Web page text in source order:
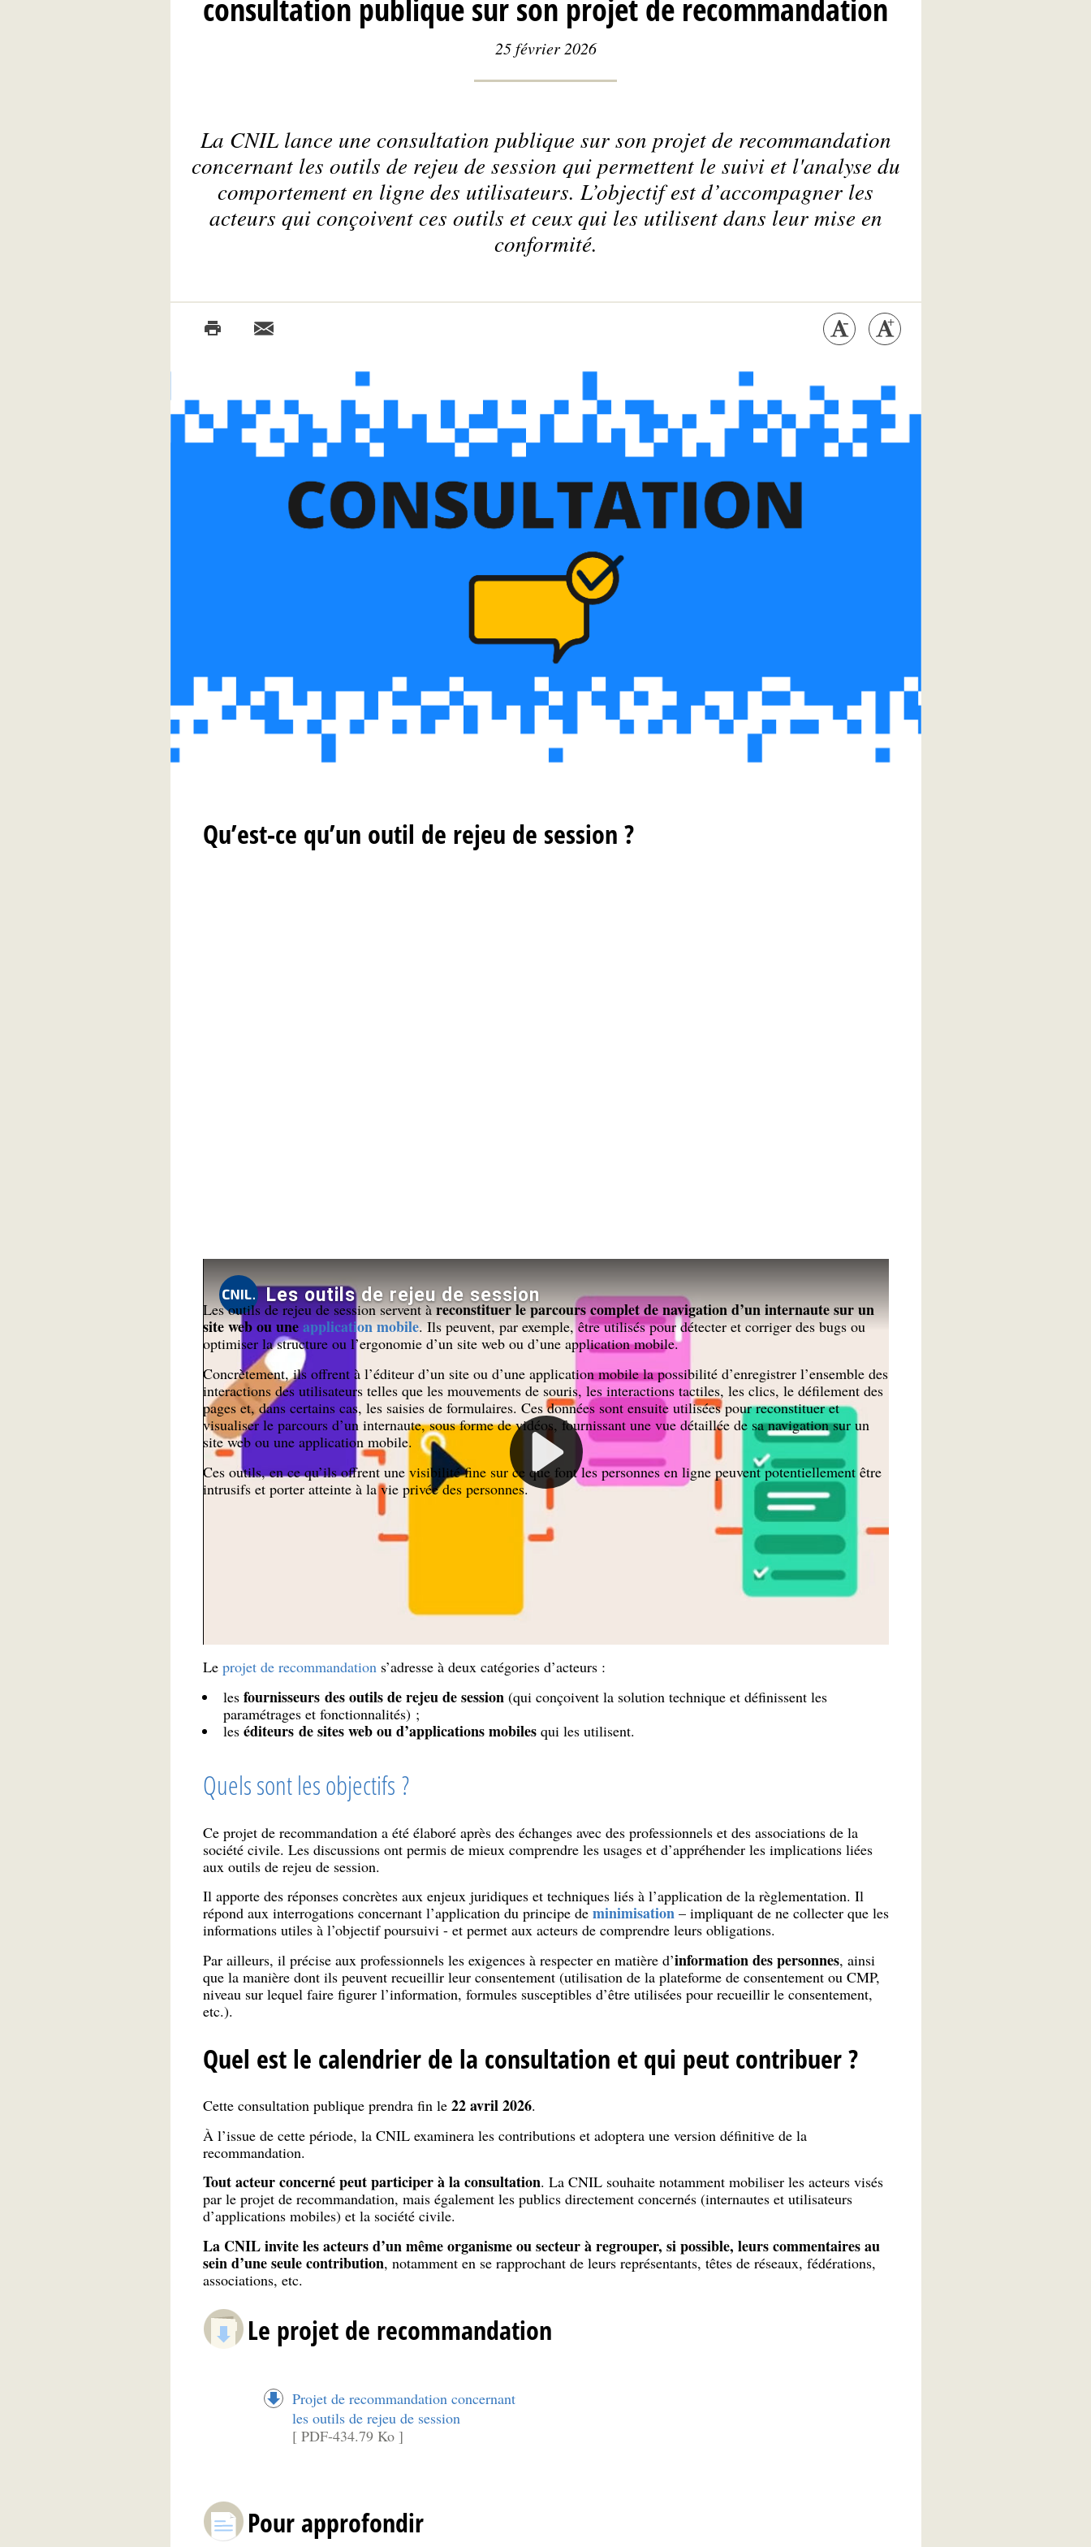
consultation publique sur son projet de recommandation
25 février 2026
La CNIL lance une consultation publique sur son projet de recommandation
concernant les outils de rejeu de session qui permettent le suivi et l'analyse du
comportement en ligne des utilisateurs. L’objectif est d’accompagner les
acteurs qui conçoivent ces outils et ceux qui les utilisent dans leur mise en
conformité.
Qu’est-ce qu’un outil de rejeu de session ?
Les outils de rejeu de session servent àreconstituer le parcours complet de navigation d’un internaute sur un
site web ou uneapplication mobile. Ils peuvent, par exemple, être utilisés pour détecter et corriger des bugs ou
optimiser la structure ou l’ergonomie d’un site web ou d’une application mobile.
Concrètement, ils offrent à l’éditeur d’un site ou d’une application mobile la possibilité d’enregistrer l’ensemble des
interactions des utilisateurs telles que les mouvements de souris, les interactions tactiles, les clics, le défilement des
pages et, dans certains cas, les saisies de formulaires. Ces données sont ensuite utilisées pour reconstituer et
visualiser le parcours d’un internaute, sous forme de vidéos, fournissant une vue détaillée de sa navigation sur un
site web ou une application mobile.
Ces outils, en ce qu’ils offrent une visibilité fine sur ce que font les personnes en ligne peuvent potentiellement être
intrusifs et porter atteinte à la vie privée des personnes.
Professionnels : un projet de recommandation pour encadrer
À qui s’adresse ce projet de recommandation ?
Le projet de recommandations’adresse à deux catégories d’acteurs :
lesfournisseurs des outils de rejeu de session(qui conçoivent la solution technique et définissent les
paramétrages et fonctionnalités) ;
les éditeurs de sites web ou d’applications mobilesqui les utilisent.
Quels sont les objectifs ?
Ce projet de recommandation a été élaboré après des échanges avec des professionnels et des associations de la
société civile. Les discussions ont permis de mieux comprendre les usages et d’appréhender les implications liées
aux outils de rejeu de session.
Il apporte des réponses concrètes aux enjeux juridiques et techniques liés à l’application de la règlementation. Il
répond aux interrogations concernant l’application du principe de minimisation– impliquant de ne collecter que les
informations utiles à l’objectif poursuivi - et permet aux acteurs de comprendre leurs obligations.
Par ailleurs, il précise aux professionnels les exigences à respecter en matière d’information des personnes, ainsi
que la manière dont ils peuvent recueillir leur consentement (utilisation de la plateforme de consentement ou CMP,
niveau sur lequel faire figurer l’information, formules susceptibles d’être utilisées pour recueillir le consentement,
etc.).
Quel est le calendrier de la consultation et qui peut contribuer ?
Cette consultation publique prendra fin le 22 avril 2026.
À l’issue de cette période, la CNIL examinera les contributions et adoptera une version définitive de la
recommandation.
Tout acteur concerné peut participer à la consultation. La CNIL souhaite notamment mobiliser les acteurs visés
par le projet de recommandation, mais également les publics directement concernés (internautes et utilisateurs
d’applications mobiles) et la société civile.
La CNIL invite les acteurs d’un même organisme ou secteur à regrouper, si possible, leurs commentaires au
sein d’une seule contribution, notamment en se rapprochant de leurs représentants, têtes de réseaux, fédérations,
associations, etc.
Le projet de recommandation
Projet de recommandation concernant
les outils de rejeu de session
[ PDF-434.79 Ko ]
Pour approfondir